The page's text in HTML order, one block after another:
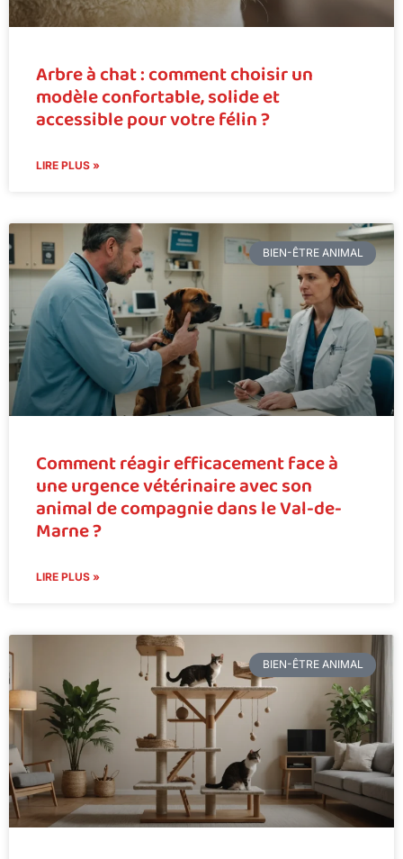
Arbre à chat : comment choisir un
modèle confortable, solide et
accessible pour votre félin ?
LIRE PLUS »
BIEN-ÊTRE ANIMAL
Comment réagir efficacement face à
une urgence vétérinaire avec son
animal de compagnie dans le Val-de-
Marne ?
LIRE PLUS »
BIEN-ÊTRE ANIMAL